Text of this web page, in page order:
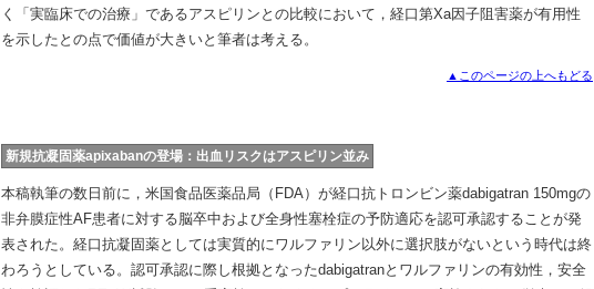
く「実臨床での治療」であるアスピリンとの比較において，経口第Xa因子阻害薬が有用性
を示したとの点で価値が大きいと筆者は考える。
▲このページの上へもどる
新規抗凝固薬apixabanの登場：出血リスクはアスピリン並み
本稿執筆の数日前に，米国食品医薬品局（FDA）が経口抗トロンビン薬dabigatran 150mgの
非弁膜症性AF患者に対する脳卒中および全身性塞栓症の予防適応を認可承認することが発
表された。経口抗凝固薬としては実質的にワルファリン以外に選択肢がないという時代は終
わろうとしている。認可承認に際し根拠となったdabigatranとワルファリンの有効性，安全